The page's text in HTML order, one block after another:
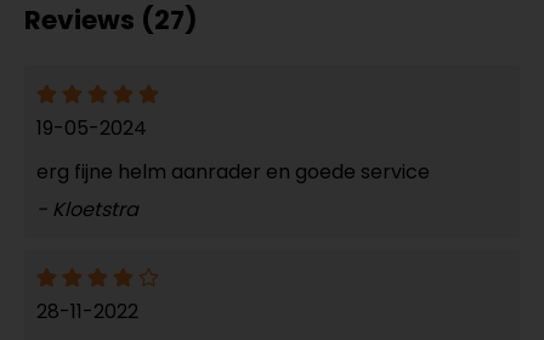
Reviews (27)
19-05-2024
erg fijne helm aanrader en goede service
- Kloetstra
28-11-2022